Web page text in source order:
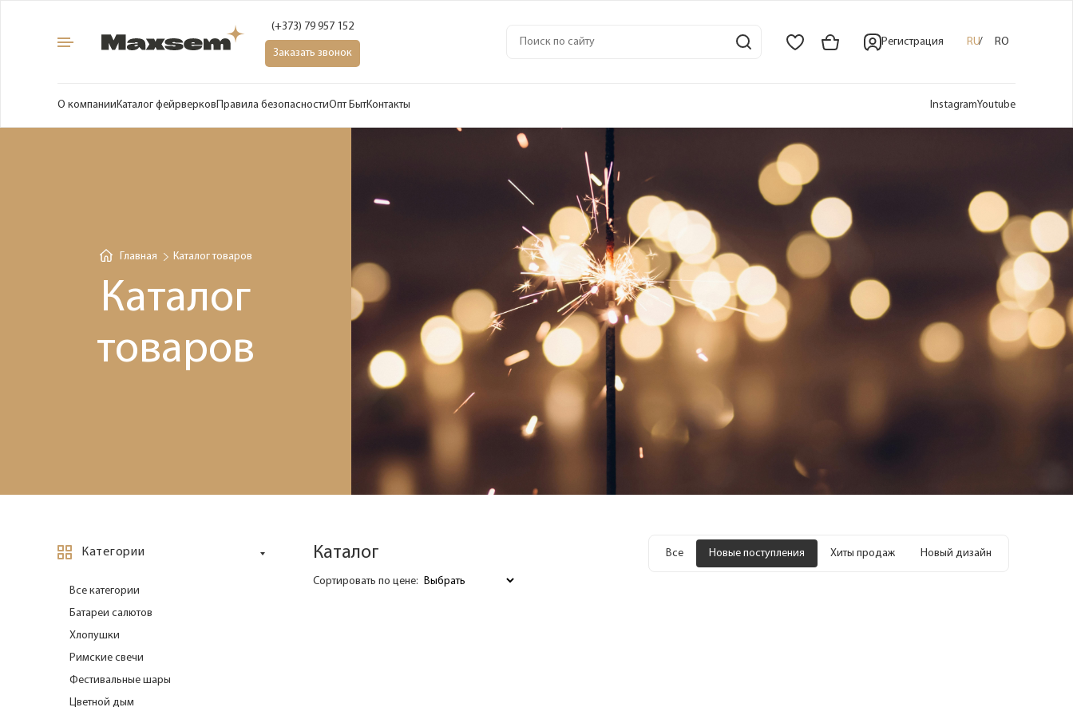
(+373) 79 957 152
Заказать звонок
Регистрация RU RO
О компанииКаталог фейрверковПравила безопасностиОпт БытКонтакты InstagramYoutube
Главная Каталог товаров
Каталог
товаров
Категории
Все категории
Батареи салютов
Хлопушки
Римские свечи
Фестивальные шары
Цветной дым
Каталог Все Новые поступления Хиты продаж Новый дизайн
Сортировать по цене: